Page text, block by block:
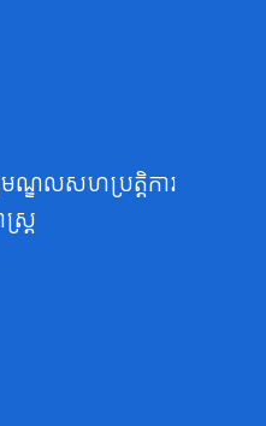
មណ្ឌលសហប្រត្តិការ
ត្រ